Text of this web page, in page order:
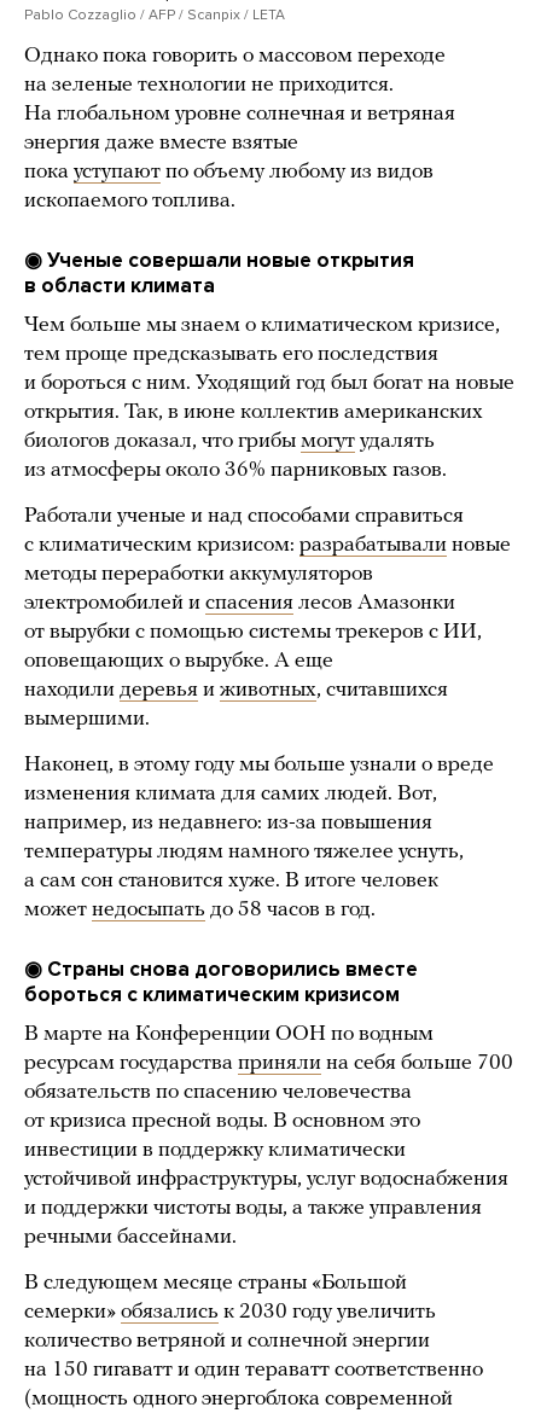
Pablo Cozzaglio / AFP / Scanpix / LETA
Однако пока говорить о массовом переходе
на зеленые технологии не приходится.
На глобальном уровне солнечная и ветряная
энергия даже вместе взятые
пока уступают по объему любому из видов
ископаемого топлива.
◉ Ученые совершали новые открытия
в области климата
Чем больше мы знаем о климатическом кризисе,
тем проще предсказывать его последствия
и бороться с ним. Уходящий год был богат на новые
открытия. Так, в июне коллектив американских
биологов доказал, что грибы могут удалять
из атмосферы около 36% парниковых газов.
Работали ученые и над способами справиться
с климатическим кризисом: разрабатывали новые
методы переработки аккумуляторов
электромобилей и спасения лесов Амазонки
от вырубки с помощью системы трекеров с ИИ,
оповещающих о вырубке. А еще
находили деревья и животных, считавшихся
вымершими.
Наконец, в этому году мы больше узнали о вреде
изменения климата для самих людей. Вот,
например, из недавнего: из-за повышения
температуры людям намного тяжелее уснуть,
а сам сон становится хуже. В итоге человек
может недосыпать до 58 часов в год.
◉ Страны снова договорились вместе
бороться с климатическим кризисом
В марте на Конференции ООН по водным
ресурсам государства приняли на себя больше 700
обязательств по спасению человечества
от кризиса пресной воды. В основном это
инвестиции в поддержку климатически
устойчивой инфраструктуры, услуг водоснабжения
и поддержки чистоты воды, а также управления
речными бассейнами.
В следующем месяце страны «Большой
семерки» обязались к 2030 году увеличить
количество ветряной и солнечной энергии
на 150 гигаватт и один тераватт соответственно
(мощность одного энергоблока современной